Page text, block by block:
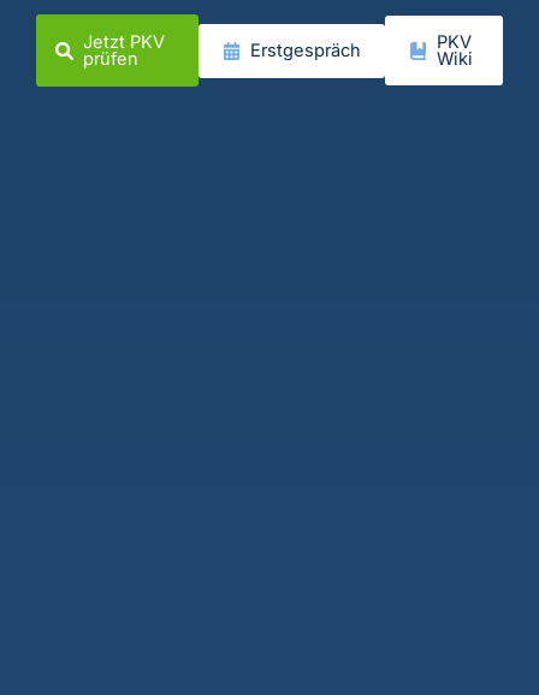
Jetzt PKV
prüfen Erstgespräch PKV
Wiki